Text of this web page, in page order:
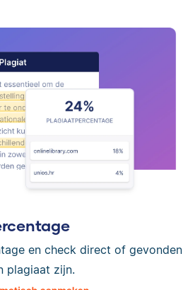
en check direct of gevonden
plagiaat zijn.